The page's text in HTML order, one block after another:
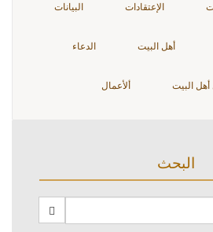
الإعتقادات البيانات
أهل البيت الدعاء
البيت ألأعمال
البحث